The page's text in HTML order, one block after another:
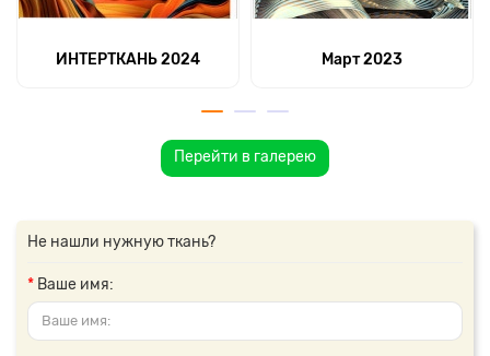
ИНТЕРТКАНЬ 2024 Март 2023
Перейти в галерею
Не нашли нужную ткань?
Ваше имя: